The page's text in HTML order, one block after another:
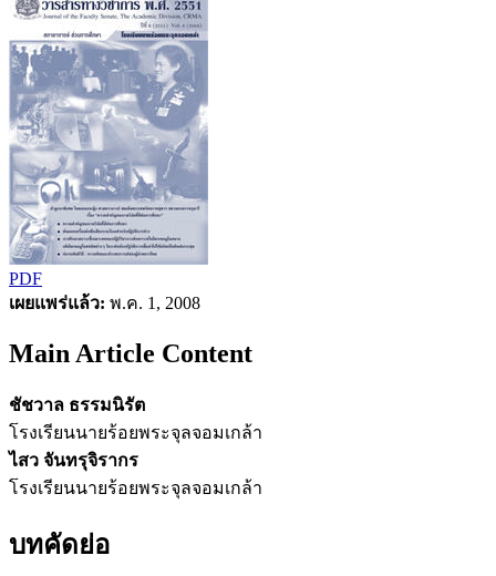
PDF
เผยแพร่แล้ว: พ.ค. 1, 2008
Main Article Content
ชัชวาล ธรรมนิรัต
โรงเรียนนายร้อยพระจุลจอมเกล้า
ไสว จันทรุจิรากร
โรงเรียนนายร้อยพระจุลจอมเกล้า
บทคัดย่อ